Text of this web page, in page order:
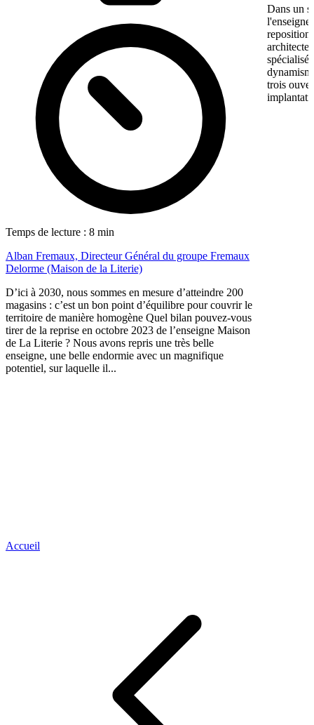
Temps de lecture : 8 min
Alban Fremaux, Directeur Général du groupe Fremaux
Delorme (Maison de la Literie)
D’ici à 2030, nous sommes en mesure d’atteindre 200
magasins : c’est un bon point d’équilibre pour couvrir le
territoire de manière homogène Quel bilan pouvez-vous
tirer de la reprise en octobre 2023 de l’enseigne Maison
de La Literie ? Nous avons repris une très belle
enseigne, une belle endormie avec un magnifique
potentiel, sur laquelle il...
Dans un
l'enseigne
spécialisé
trois
Accueil